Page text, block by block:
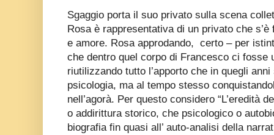
Sgaggio porta il suo privato sulla scena
Rosa è rappresentativa di un privato che
e amore. Rosa approdando, certo – per
che dentro quel corpo di Francesco ci fosse
riutilizzando tutto l’apporto che in quegli
psicologia, ma al tempo stesso
nell’agorà. Per questo considero “L’eredità
o addirittura storico, che psicologico o
biografia fin quasi all’ auto-analisi della